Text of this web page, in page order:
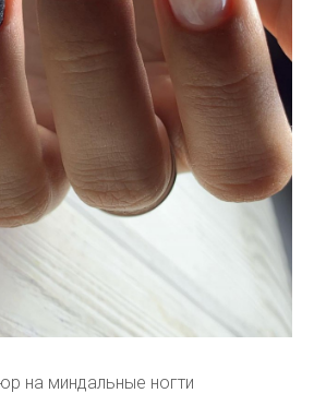
на миндальные ногти